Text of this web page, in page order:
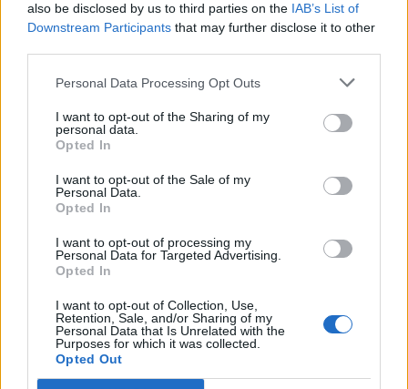
also be disclosed by us to third parties on the IAB’s List of
Downstream Participants that may further disclose it to other
Personal Data Processing Opt Outs
I want to opt-out of the Sharing of my
personal data.
Opted In
I want to opt-out of the Sale of my
Personal Data.
Opted In
I want to opt-out of processing my
Personal Data for Targeted Advertising.
Opted In
I want to opt-out of Collection, Use,
Retention, Sale, and/or Sharing of my
Personal Data that Is Unrelated with the
Purposes for which it was collected.
Opted Out